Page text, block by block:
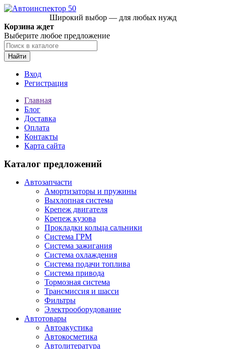
Широкий выбор — для любых нужд
Корзина ждет
Выберите любое предложение
Найти
Вход
Регистрация
Главная
Блог
Доставка
Оплата
Контакты
Карта сайта
Каталог предложений
Автозапчасти
Амортизаторы и пружины
Выхлопная система
Крепеж двигателя
Крепеж кузова
Прокладки кольца сальники
Система ГРМ
Система зажигания
Система охлаждения
Система подачи топлива
Система привода
Тормозная система
Трансмиссия и шасси
Фильтры
Электрооборудование
Автотовары
Автоакустика
Автокосметика
Автолитература